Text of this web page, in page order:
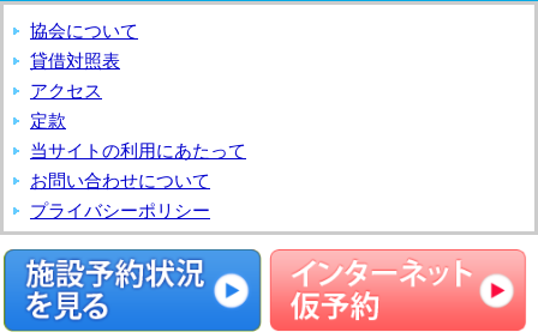
協会について
貸借対照表
アクセス
定款
当サイトの利用にあたって
お問い合わせについて
プライバシーポリシー